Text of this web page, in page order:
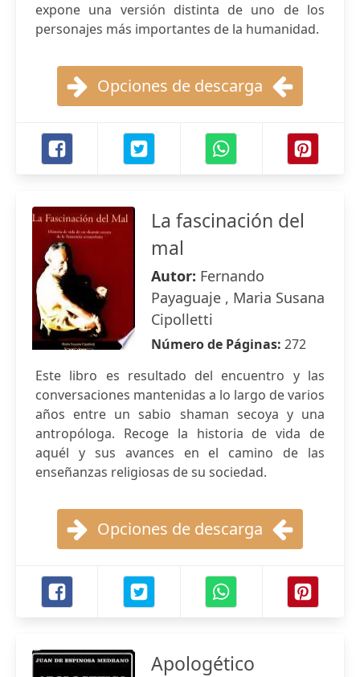
expone una versión distinta de uno de los
personajes más importantes de la humanidad.
Opciones de descarga
La fascinación del
mal
Autor: Fernando
Payaguaje , Maria Susana
Cipolletti
Número de Páginas: 272
Este libro es resultado del encuentro y las
conversaciones mantenidas a lo largo de varios
años entre un sabio shaman secoya y una
antropóloga. Recoge la historia de vida de
aquél y sus avances en el camino de las
enseñanzas religiosas de su sociedad.
Opciones de descarga
Apologético